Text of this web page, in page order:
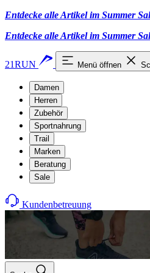
Entdecke alle Artikel im Summer
Entdecke alle Artikel im Summer
21RUN Menü öffnen
Damen
Herren
Zubehör
Sportnahrung
Trail
Marken
Beratung
Sale
Kundenbetreuung